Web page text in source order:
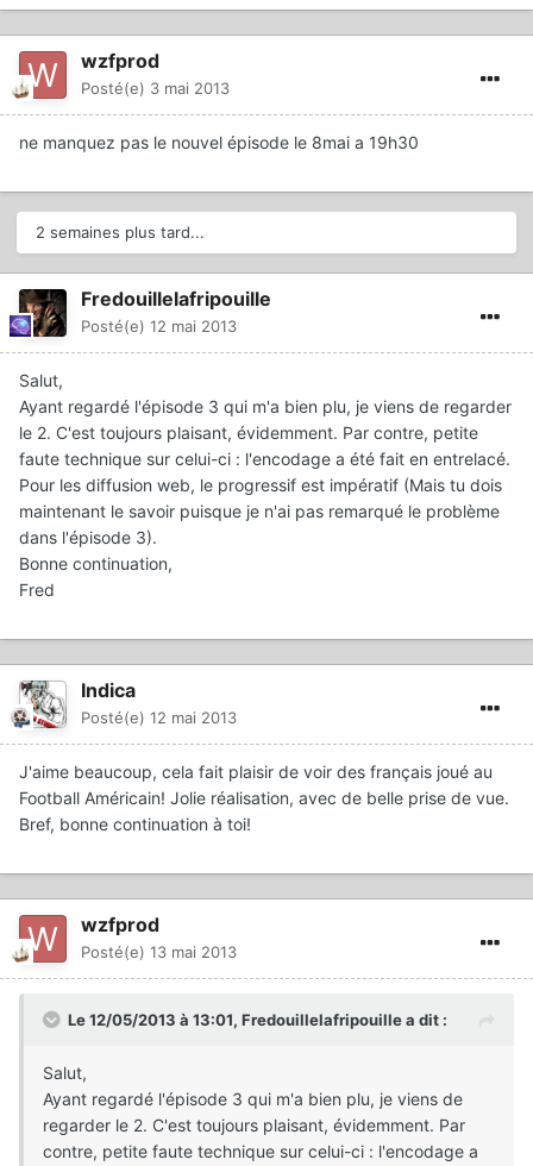
wzfprod
Posté(e) 3 mai 2013
ne manquez pas le nouvel épisode le 8mai a 19h30
2 semaines plus tard...
Fredouillelafripouille
Posté(e) 12 mai 2013
Salut,
Ayant regardé l'épisode 3 qui m'a bien plu, je viens de regarder
le 2. C'est toujours plaisant, évidemment. Par contre, petite
faute technique sur celui-ci : l'encodage a été fait en entrelacé.
Pour les diffusion web, le progressif est impératif (Mais tu dois
maintenant le savoir puisque je n'ai pas remarqué le problème
dans l'épisode 3).
Bonne continuation,
Fred
Indica
Posté(e) 12 mai 2013
J'aime beaucoup, cela fait plaisir de voir des français joué au
Football Américain! Jolie réalisation, avec de belle prise de vue.
Bref, bonne continuation à toi!
wzfprod
Posté(e) 13 mai 2013
Le 12/05/2013 à 13:01, Fredouillelafripouille a dit :
Salut,
Ayant regardé l'épisode 3 qui m'a bien plu, je viens de
regarder le 2. C'est toujours plaisant, évidemment. Par
contre, petite faute technique sur celui-ci : l'encodage a